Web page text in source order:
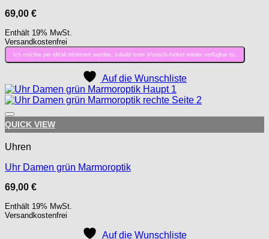
69,00 €
Enthält 19% MwSt.
Versandkostenfrei
Ich möchte per eMail informiert werden, sobald mein Wunsch-Artikel wieder verfügbar ist.
Auf die Wunschliste
Auf die Wunschliste
QUICK VIEW
Uhren
Uhr Damen grün Marmoroptik
69,00 €
Enthält 19% MwSt.
Versandkostenfrei
Auf die Wunschliste